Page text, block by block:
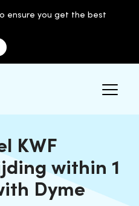
ensure you get the best
KWF
within 1
Dyme